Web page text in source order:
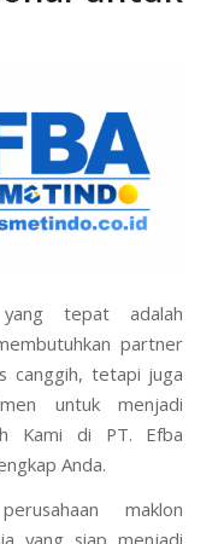
tepat adalah
partner
canggih, tetapi juga
untuk menjadi
Kami di PT. Efba
Anda.
maklon